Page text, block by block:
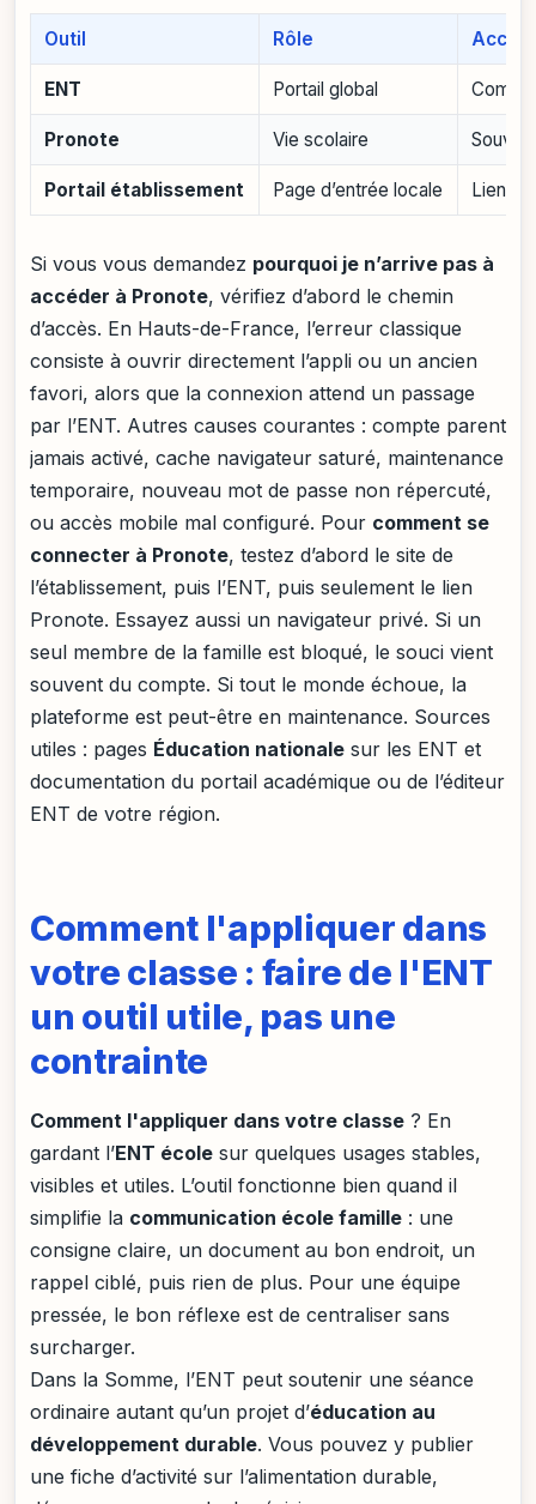
Outil Rôle Accès
ENT Portail global
Pronote Vie scolaire
Portail établissement Page d’entrée locale Lien
Si vous vous demandez pourquoi je n’arrive pas à
accéder à Pronote, vérifiez d’abord le chemin
d’accès. En Hauts-de-France, l’erreur classique
consiste à ouvrir directement l’appli ou un ancien
favori, alors que la connexion attend un passage
par l’ENT. Autres causes courantes : compte parent
jamais activé, cache navigateur saturé, maintenance
temporaire, nouveau mot de passe non répercuté,
ou accès mobile mal configuré. Pour comment se
connecter à Pronote, testez d’abord le site de
l’établissement, puis l’ENT, puis seulement le lien
Pronote. Essayez aussi un navigateur privé. Si un
seul membre de la famille est bloqué, le souci vient
souvent du compte. Si tout le monde échoue, la
plateforme est peut-être en maintenance. Sources
utiles : pages Éducation nationale sur les ENT et
documentation du portail académique ou de l’éditeur
ENT de votre région.
Comment l'appliquer dans
votre classe : faire de l'ENT
un outil utile, pas une
contrainte
Comment l'appliquer dans votre classe ? En
gardant l’ENT école sur quelques usages stables,
visibles et utiles. L’outil fonctionne bien quand il
simplifie la communication école famille : une
consigne claire, un document au bon endroit, un
rappel ciblé, puis rien de plus. Pour une équipe
pressée, le bon réflexe est de centraliser sans
surcharger.
Dans la Somme, l’ENT peut soutenir une séance
ordinaire autant qu’un projet d’éducation au
développement durable. Vous pouvez y publier
une fiche d’activité sur l’alimentation durable,